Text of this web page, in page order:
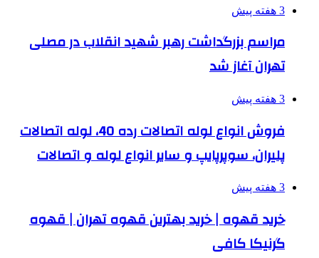
3 هفته پیش
مراسم بزرگداشت رهبر شهید انقلاب در مصلی
تهران آغاز شد
3 هفته پیش
فروش انواع لوله اتصالات رده 40، لوله اتصالات
پلیران، سوپرپایپ و سایر انواع لوله و اتصالات
3 هفته پیش
خرید قهوه | خرید بهترین قهوه تهران | قهوه
گرنیکا کافی